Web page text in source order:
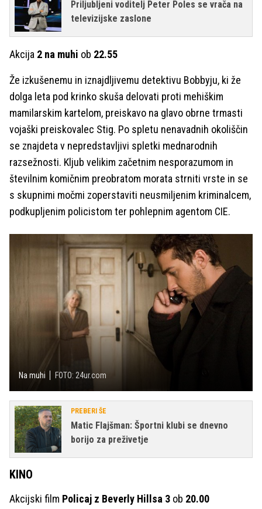
Priljubljeni voditelj Peter Poles se vrača na
televizijske zaslone
Akcija 2 na muhi ob 22.55
Že izkušenemu in iznajdljivemu detektivu Bobbyju, ki že
dolga leta pod krinko skuša delovati proti mehiškim
mamilarskim kartelom, preiskavo na glavo obrne trmasti
vojaški preiskovalec Stig. Po spletu nenavadnih okoliščin
se znajdeta v nepredstavljivi spletki mednarodnih
razsežnosti. Kljub velikim začetnim nesporazumom in
številnim komičnim preobratom morata strniti vrste in se
s skupnimi močmi zoperstaviti neusmiljenim kriminalcem,
podkupljenim policistom ter pohlepnim agentom CIE.
Na muhi FOTO: 24ur.com
PREBERI ŠE
Matic Flajšman: Športni klubi se dnevno
borijo za preživetje
KINO
Akcijski film Policaj z Beverly Hillsa 3 ob 20.00